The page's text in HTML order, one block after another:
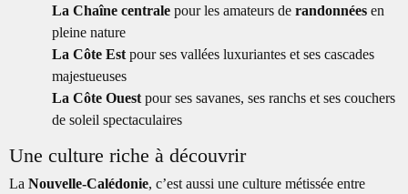
La Chaîne centrale pour les amateurs derandonnées en
pleine nature
La Côte Estpour ses vallées luxuriantes et ses cascades
majestueuses
La Côte Ouestpour ses savanes, ses ranchs et ses couchers
de soleil spectaculaires
Une culture riche à découvrir
La Nouvelle-Calédonie, c’est aussi une culture métissée entre